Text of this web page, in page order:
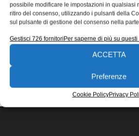
possibile modificare le impostazioni in qualsiasi
ritiro del consenso, utilizzando i pulsanti della
sul pulsante di gestione del consenso nella
Gestisci 726 fornitoriPer saperne di più su questi
ACCETTA
Preferenze
Cookie PolicyPrivacy